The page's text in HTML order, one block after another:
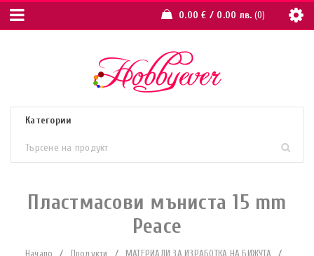
0.00€ / 0.00 лв. 0
Пластмасови мъниста 15 mm
Peace
Начало / Продукти / МАТЕРИАЛИ ЗА ИЗРАБОТКА НА БИЖУТА
/